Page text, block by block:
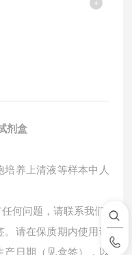
剂盒
培养上清液等样本中 人
何问题，请联系我们
。请在保质期内使用试
日期（见盒签），以